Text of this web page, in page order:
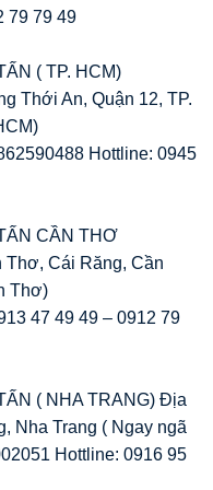
79 79 49
( TP. HCM)
Thới An, Quận 12, TP.
Hottline: 0945
CẦN THƠ
Cái Răng, Cần
Thơ)
47 49 49 – 0912 79
( NHA TRANG) Địa
Nha Trang ( Ngay ngã
Hottline: 0916 95